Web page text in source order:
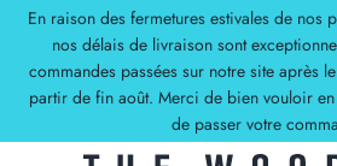
Passer
contenu
En raison des fermetures estivales de nos
nos délais de livraison sont
commandes passées sur notre site après
partir de fin août. Merci de bien vouloir
de passer votre
Devise
EUR €
dans